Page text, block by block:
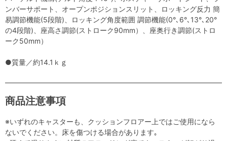
ンバーサポート、オープンポジションスリット、ロッキング反力 簡
易調節機能(5段階)、ロッキング角度範囲 調節機能(0°､6°､13°､20°
の4段階)、座高さ調節(ストローク90mm）、座奥行き調節(ストロ
ーク50mm）
●質量／約14.1ｋｇ
商品注意事項
※いずれのキャスターも、クッションフロアー上ではご使用になら
ないでください。床を傷つける場合があります｡